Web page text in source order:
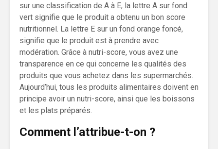
sur une classification de A à E, la lettre A sur fond
vert signifie que le produit a obtenu un bon score
nutritionnel. La lettre E sur un fond orange foncé,
signifie que le produit est à prendre avec
modération. Grâce à nutri-score, vous avez une
transparence en ce qui concerne les qualités des
produits que vous achetez dans les supermarchés.
Aujourd’hui, tous les produits alimentaires doivent en
principe avoir un nutri-score, ainsi que les boissons
et les plats préparés.
Comment l’attribue-t-on ?